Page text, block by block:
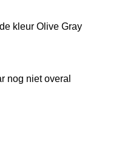
kleur Olive Gray
nog niet overal